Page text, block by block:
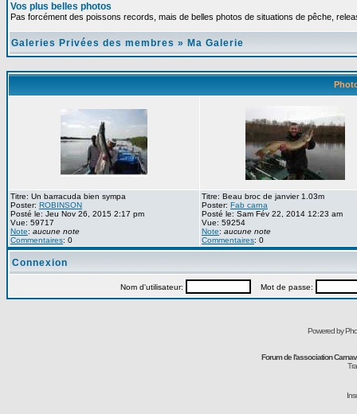
Vos plus belles photos
Pas forcément des poissons records, mais de belles photos de situations de pêche,
Galeries Privées des membres » Ma Galerie
Titre: Un barracuda bien sympa
Poster: ROBINSON
Posté le: Jeu Nov 26, 2015 2:17 pm
Vue: 59717
Note: aucune note
Commentaires: 0
Titre: Beau broc de janvier 1.03m
Poster: Fab carna
Posté le: Sam Fév 22, 2014 12:23 am
Vue: 59254
Note: aucune note
Commentaires: 0
Connexion
Nom d'utilisateur: Mot de passe:
Powered by
Forum de l'association